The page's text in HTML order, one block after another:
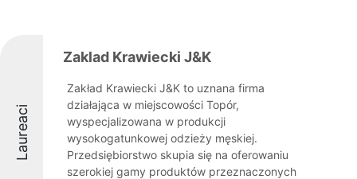
Laureaci
Zaklad Krawiecki J&K
Zakład Krawiecki J&K to uznana firma
działająca w miejscowości Topór,
wyspecjalizowana w produkcji
wysokogatunkowej odzieży męskiej.
Przedsiębiorstwo skupia się na oferowaniu
szerokiej gamy produktów przeznaczonych